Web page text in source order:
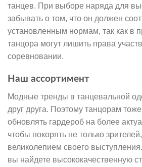
танцев. При выборе наряда для
забывать о том, что он должен
установленным нормам, так как в
танцора могут лишить права
соревновании.
Наш ассортимент
Модные тренды в танцевальной
друг друга. Поэтому танцорам
обновлять гардероб на более
чтобы покорять не только
великолепием своего
вы найдете высококачественную